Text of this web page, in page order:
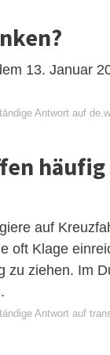
13. Januar
Antwort auf
häufig
auf
oft Klage
zu ziehen. Im
Antwort auf